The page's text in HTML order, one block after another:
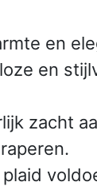
en
en
zacht